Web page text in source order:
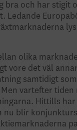
bra och har stigit
Ledande
olika
vore det väl
samtidigt
vartefter tiden
Hittills
blir